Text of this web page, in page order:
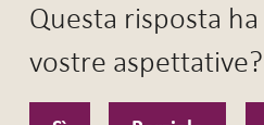
Questa risposta
vostre aspettative?